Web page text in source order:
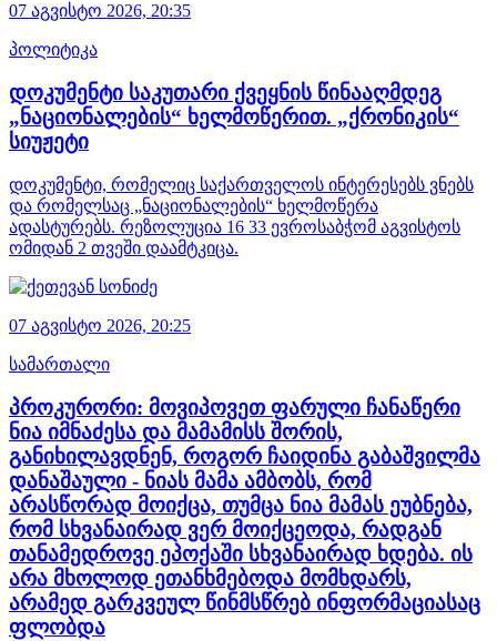
07 აგვისტო 2026, 20:35
პოლიტიკა
დოკუმენტი საკუთარი ქვეყნის წინააღმდეგ
„ნაციონალების“ ხელმოწერით. „ქრონიკის“
სიუჟეტი
დოკუმენტი, რომელიც საქართველოს ინტერესებს ვნებს
და რომელსაც „ნაციონალების“ ხელმოწერა
ადასტურებს. რეზოლუცია 16 33 ევროსაბჭომ აგვისტოს
ომიდან 2 თვეში დაამტკიცა.
07 აგვისტო 2026, 20:25
სამართალი
პროკურორი: მოვიპოვეთ ფარული ჩანაწერი
ნია იმნაძესა და მამამისს შორის,
განიხილავდნენ, როგორ ჩაიდინა გაბაშვილმა
დანაშაული - ნიას მამა ამბობს, რომ
არასწორად მოიქცა, თუმცა ნია მამას ეუბნება,
რომ სხვანაირად ვერ მოიქცეოდა, რადგან
თანამედროვე ეპოქაში სხვანაირად ხდება. ის
არა მხოლოდ ეთანხმებოდა მომხდარს,
არამედ გარკვეულ წინმსწრებ ინფორმაციასაც
ფლობდა